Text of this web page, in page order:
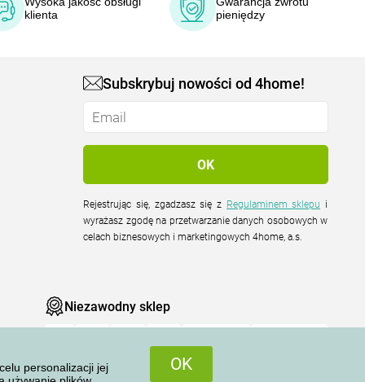
personalizacji jej
OK
klienta
pieniędzy
Subskrybuj nowości od 4home!
Rejestrując się, zgadzasz się z Regulaminem sklepu
wyrażasz zgodę na przetwarzanie danych osobowych w
celach biznesowych i marketingowych 4home, a.s.
Niezawodny sklep